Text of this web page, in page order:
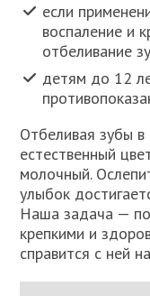
если
воспаление и
отбеливание
детям до 12
Отбеливая зубы
естественный
молочный.
улыбок
Наша задача —
крепкими и
справится с ней